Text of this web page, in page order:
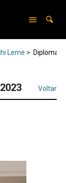
Leme >
Voltar